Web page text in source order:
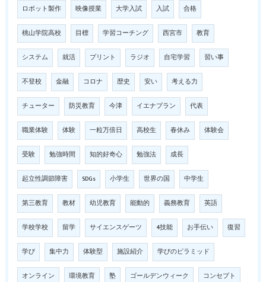
ロボット製作 映像授業 大学入試 入試 合格
桃山学院高校 目標 学習コーチング 西宮市 教育
システム 就活 プリント ラジオ 自宅学習 習い事
不登校 金融 コロナ 歴史 安い 考える力
チューター 防災教育 今津 イエナプラン 代表
職業体験 体験 一粒万倍日 高校生 春休み 体験会
受験 勉強時間 知的好奇心 勉強法 成長
起立性調節障害 SDGs 小学生 世界の国 中学生
第三教育 教材 幼児教育 能動的 義務教育 英語
学校学校 留学 サイエンスゲーツ 4技能 お手伝い 復習
学び 集中力 体験型 施設紹介 学びのピラミッド
オンライン 環境教育 塾 ゴールデンウィーク コンセプト